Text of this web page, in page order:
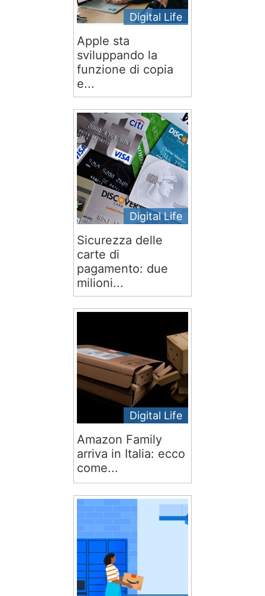
Digital Life
Apple sta
sviluppando la
funzione di copia
e...
Digital Life
Sicurezza delle
carte di
pagamento: due
milioni...
Digital Life
Amazon Family
arriva in Italia: ecco
come...